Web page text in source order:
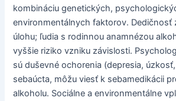
kombináciu genetických,
environmentálnych faktorov. Dedičnosť
úlohu; ľudia s rodinnou anamnézou
vyššie riziko vzniku závislosti.
sú duševné ochorenia (depresia,
sebaúcta, môžu viesť k sebamedikácii
alkoholu. Sociálne a environmentálne